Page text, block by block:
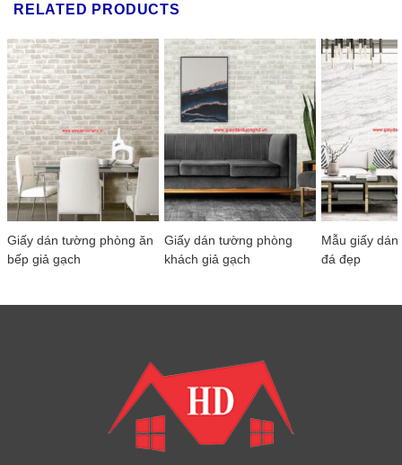
RELATED PRODUCTS
Giấy dán tường phòng ăn
bếp giả gạch
Giấy dán tường phòng
khách giả gạch
Mẫu giấy
đá đẹp